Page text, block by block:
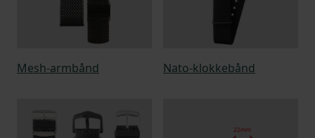
Mesh-armbånd Nato-klokkebånd